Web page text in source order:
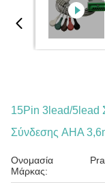
15Pin 3lead/5lead
Σύνδεσης AHA
Ονομασία
Μάρκας: